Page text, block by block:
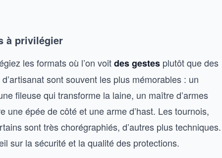
à privilégier
les formats où l’on voitdes gestes plutôt que des
sont souvent les plus mémorables : un
fileuse qui transforme la laine, un maître d’armes
une épée de côté et une arme d’hast. Les tournois,
sont très chorégraphiés, d’autres plus techniques.
sur la sécurité et la qualité des protections.